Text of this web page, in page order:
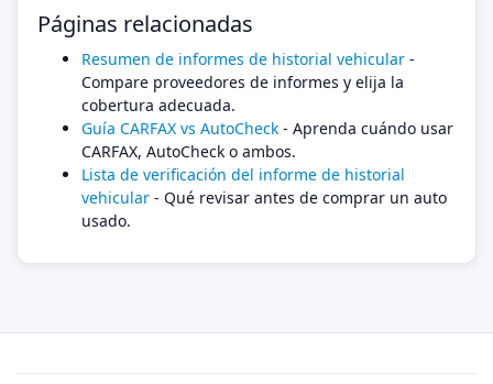
Páginas relacionadas
Resumen de informes de historial vehicular -
Compare proveedores de informes y elija la
cobertura adecuada.
Guía CARFAX vs AutoCheck - Aprenda cuándo usar
CARFAX, AutoCheck o ambos.
Lista de verificación del informe de historial
vehicular - Qué revisar antes de comprar un auto
usado.